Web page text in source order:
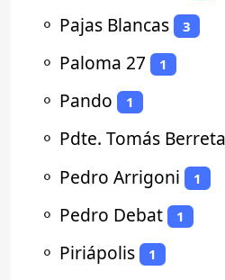
⚬ Pajas Blancas 3
⚬ Paloma 27 1
⚬ Pando 1
⚬ Pdte. Tomás Berreta
⚬ Pedro Arrigoni 1
⚬ Pedro Debat 1
⚬ Piriápolis 1